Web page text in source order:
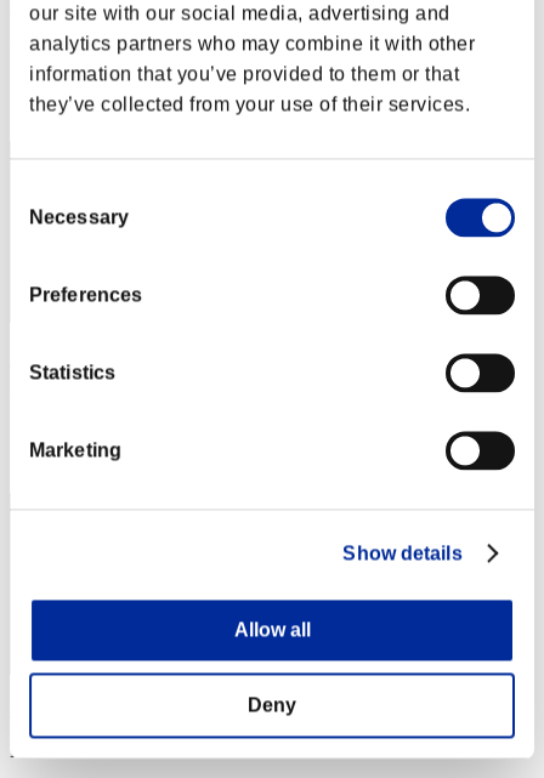
our site with our social media, advertising and
analytics partners who may combine it with other
information that you’ve provided to them or that
they’ve collected from your use of their services.
Selection
Necessary
Preferences
Statistics
Marketing
Show details
Allow all
Deny
skbric95
Puntos:Lv:1/08'37"55
Posición
42
Posición
43
Puntos:Lv:1/08'42"74